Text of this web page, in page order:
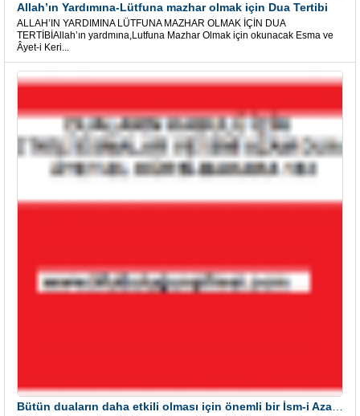
Allah’ın Yardımına-Lütfuna mazhar olmak için Dua Tertibi
ALLAH’IN YARDIMINA LÜTFUNA MAZHAR OLMAK İÇİN DUA
TERTİBİAllah’ın yardmına,Lutfuna Mazhar Olmak için okunacak Esma ve
Âyet-i Keri...